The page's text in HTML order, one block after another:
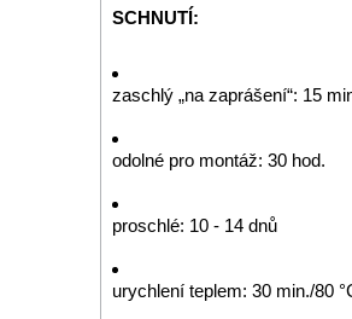
SCHNUTÍ:
zaschlý „na zaprášení“: 15
odolné pro montáž: 30 hod.
proschlé: 10 - 14 dnů
urychlení teplem: 30 min./80